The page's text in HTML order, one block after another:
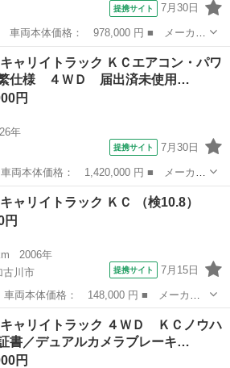
提携サイト 7月30日
ャリイトラック ■ グレード名： Ｋ
・幌付き・高さ２３２センチ・左右９０
リイ
ャリイトラック ＫＣエアコン・パワ
仕様 ４ＷＤ 届出済未使用…
円
年
提携サイト 7月30日
ャリイトラック ■ グレード名： Ｋ
仕様 ４ＷＤ 届出済未使用車 ■ 排気
イ
ャリイトラック ＫＣ （検10.8）
円
2006年
古川市
提携サイト 7月15日
ャリイトラック ■ グレード名： Ｋ
ア枚数： 2D ■ ミッション： MT...
リイ
キャリイトラック ４ＷＤ ＫＣノウハ
書／デュアルカメラブレーキ…
円